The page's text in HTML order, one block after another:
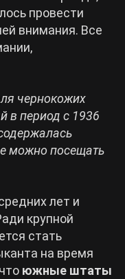
провести
внимания. Все
чернокожих
в период с 1936
можно посещать
лет и
крупной
стать
на время
южные штаты